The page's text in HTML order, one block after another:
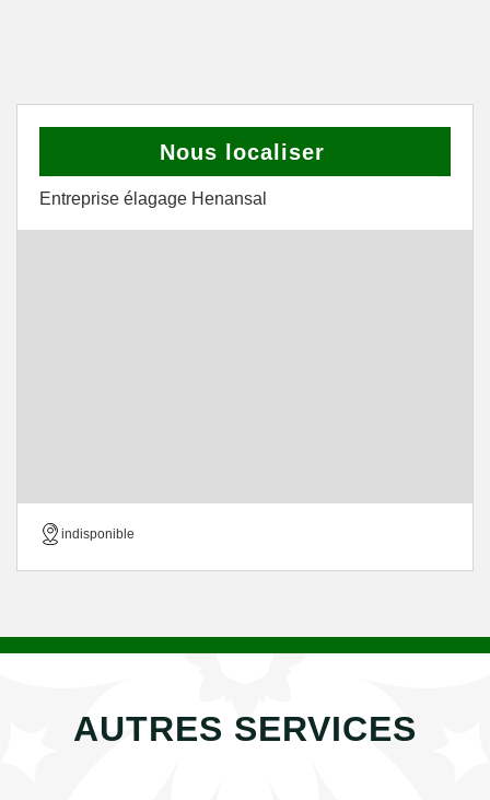
Nous localiser
Entreprise élagage Henansal
indisponible
AUTRES SERVICES